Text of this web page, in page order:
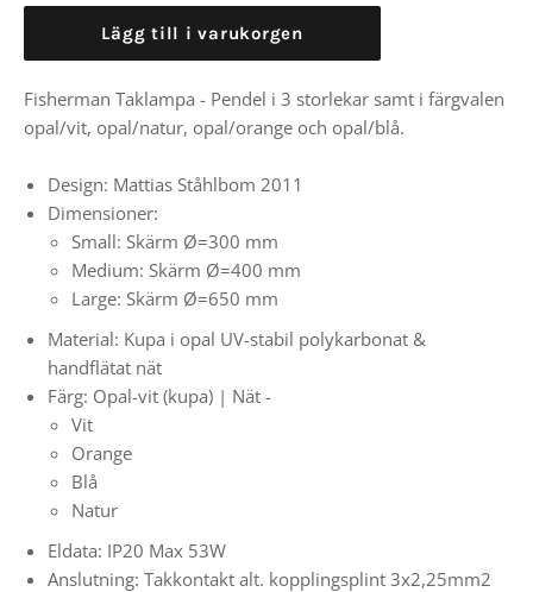
Lägg till i varukorgen
Fisherman Taklampa - Pendel i 3 storlekar samt i färgvalen
opal/vit, opal/natur, opal/orange och opal/blå.
Design: Mattias Ståhlbom 2011
Dimensioner:
Small: Skärm Ø=300 mm
Medium: Skärm Ø=400 mm
Large: Skärm Ø=650 mm
Material: Kupa i opal UV-stabil polykarbonat &
handflätat nät
Färg: Opal-vit (kupa) | Nät -
Vit
Orange
Blå
Natur
Eldata: IP20 Max 53W
Anslutning: Takkontakt alt. kopplingsplint 3x2,25mm2